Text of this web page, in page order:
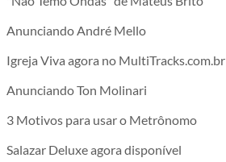
Anunciando André Mello
Igreja Viva agora no MultiTracks.com.br
Anunciando Ton Molinari
3 Motivos para usar o Metrônomo
Salazar Deluxe agora disponível